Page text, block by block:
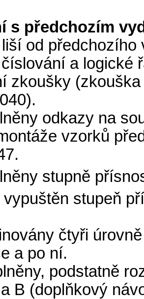
s předchozím
od
a logické
zkoušky
odkazy na
vzorků
stupně
vypuštěn stupeň
čtyři
a po ní.
podstatně
B (doplňkový